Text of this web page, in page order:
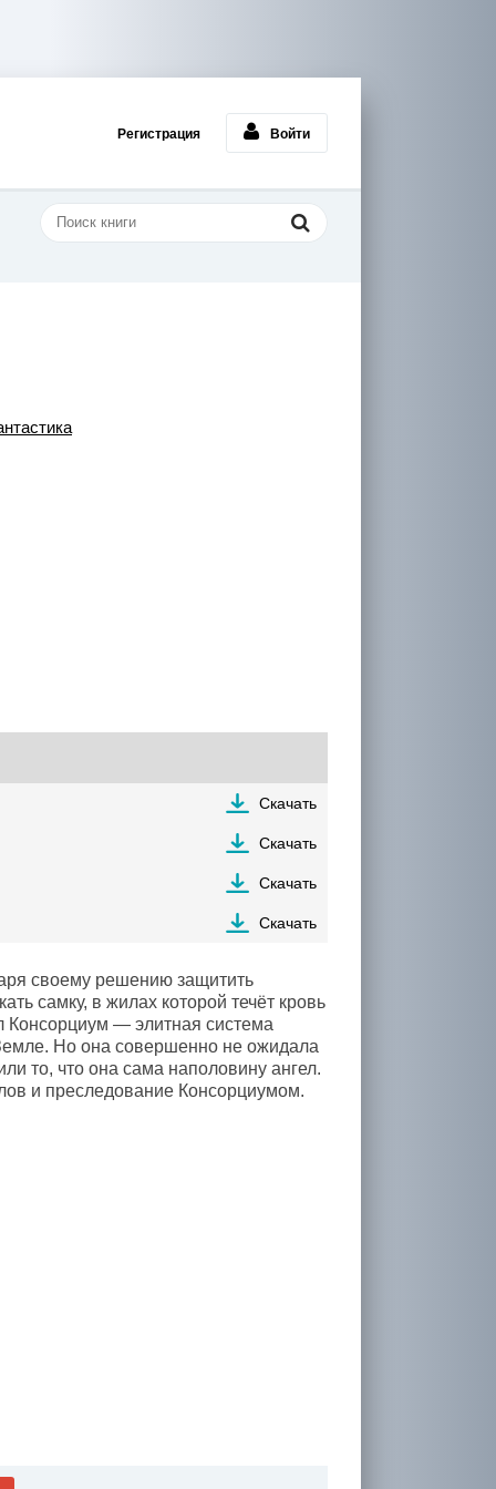
Регистрация Войти
Скачать
Скачать
Скачать
Скачать
своему решению защитить
самку, в жилах которой течёт кровь
Консорциум — элитная система
Но она совершенно не ожидала
то, что она сама наполовину ангел.
и преследование Консорциумом.